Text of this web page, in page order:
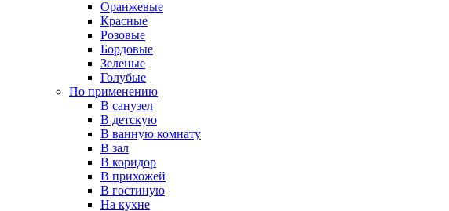
Оранжевые
Красные
Розовые
Бордовые
Зеленые
Голубые
По применению
В санузел
В детскую
В ванную комнату
В зал
В коридор
В прихожей
В гостиную
На кухне